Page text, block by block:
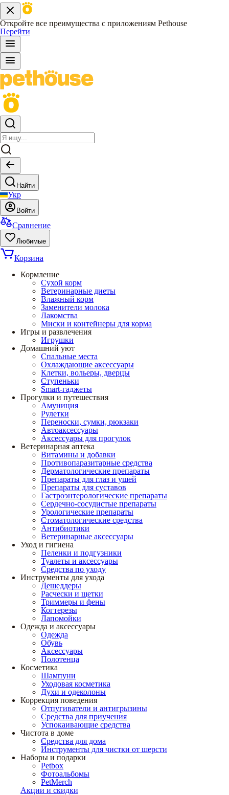
Откройте все преимущества с приложениям Pethouse
Перейти
Найти
Укр
Войти
Сравнение
Любимые
Корзина
Кормление
Сухой корм
Ветеринарные диеты
Влажный корм
Заменители молока
Лакомства
Миски и контейнеры для корма
Игры и развлечения
Игрушки
Домашний уют
Спальные места
Охлаждающие аксессуары
Клетки, вольеры, дверцы
Ступеньки
Smart-гаджеты
Прогулки и путешествия
Амуниция
Рулетки
Переноски, сумки, рюкзаки
Автоаксессуары
Аксессуары для прогулок
Ветеринарная аптека
Витамины и добавки
Противопаразитарные средства
Дерматологические препараты
Препараты для глаз и ушей
Препараты для суставов
Гастроэнтерологические препараты
Сердечно-сосудистые препараты
Урологические препараты
Стоматологические средства
Антибиотики
Ветеринарные аксессуары
Уход и гигиена
Пеленки и подгузники
Туалеты и аксессуары
Средства по уходу
Инструменты для ухода
Дешеддеры
Расчески и щетки
Триммеры и фены
Когтерезы
Лапомойки
Одежда и аксессуары
Одежда
Обувь
Аксессуары
Полотенца
Косметика
Шампуни
Уходовая косметика
Духи и одеколоны
Коррекция поведения
Отпугиватели и антигрызины
Средства для приучения
Успокаивающие средства
Чистота в доме
Средства для дома
Инструменты для чистки от шерсти
Наборы и подарки
Petbox
Фотоальбомы
PetMerch
Акции и скидки